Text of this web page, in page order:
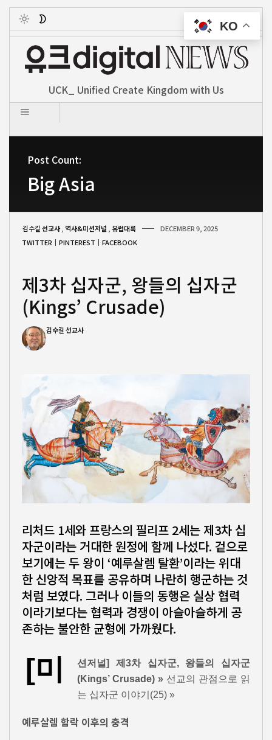
Toggle
UCK_ Unified Create Kingdom with Us
Post Count:
Big Asia
김수길 선교사 역사&미션저널 유럽대륙
DECEMBER 9, 2025
TWITTER
PINTEREST FACEBOOK
제3차 십자군, 왕들의 십자군
(Kings’ Crusade)
김수길 선교사
리처드 1세와 프랑스의 필리프 2세는 제3차 십
자군이라는 거대한 원정에 함께 나섰다. 겉으로
보기에는 두 왕이 ‘예루살렘 탈환’이라는 위대
한 신앙적 목표를 공유하며 나란히 행군하는 것
처럼 보였다. 그러나 이들의 동행은 실상 협력
이라기보다는 협력과 경쟁이 아슬아슬하게 공
존하는 불안한 균형에 가까웠다.
[미
션저널] 제3차 십자군, 왕들의 십자군
(Kings’ Crusade) » 선교의 관점으로 읽
는 십자군 이야기(25) »
예루살렘 함락 이후의 충격
KO